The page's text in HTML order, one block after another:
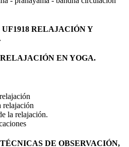
RELAJACIÓN Y
EN YOGA.
relajación
la relajación.
DE OBSERVACIÓN,